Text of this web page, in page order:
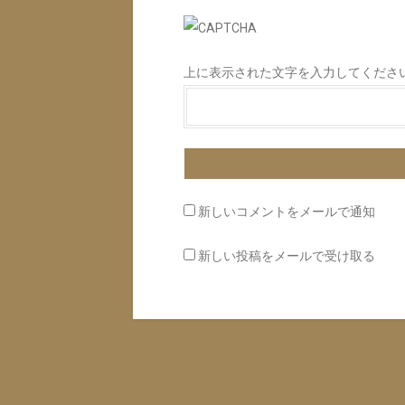
上に表示された文字を入力してくださ
新しいコメントをメールで通知
新しい投稿をメールで受け取る